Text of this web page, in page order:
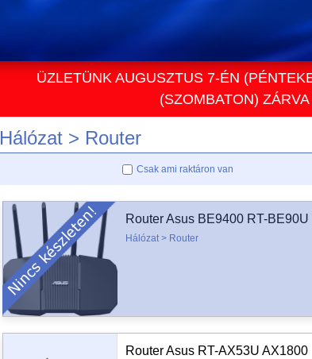
ÜZLETÜNK AUGUSZTUS 7-ÉN
(SZOMBATON)
Hálózat > Router
Csak ami raktáron van
Router Asus BE9400 RT-
Hálózat > Router
Router Asus RT-AX53U AX1800